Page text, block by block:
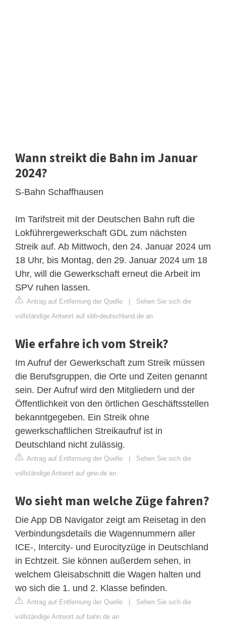
Wann streikt die Bahn im Januar
2024?
S-Bahn Schaffhausen
Im Tarifstreit mit der Deutschen Bahn ruft die
Lokführergewerkschaft GDL zum nächsten
Streik auf. Ab Mittwoch, den 24. Januar 2024 um
18 Uhr, bis Montag, den 29. Januar 2024 um 18
Uhr, will die Gewerkschaft erneut die Arbeit im
SPV ruhen lassen.
Antrag auf Entfernung der Quelle | Sehen Sie sich die
vollständige Antwort auf sbb-deutschland.de an
Wie erfahre ich vom Streik?
Im Aufruf der Gewerkschaft zum Streik müssen
die Berufsgruppen, die Orte und Zeiten genannt
sein. Der Aufruf wird den Mitgliedern und der
Öffentlichkeit von den örtlichen Geschäftsstellen
bekanntgegeben. Ein Streik ohne
gewerkschaftlichen Streikaufruf ist in
Deutschland nicht zulässig.
Antrag auf Entfernung der Quelle | Sehen Sie sich die
vollständige Antwort auf gew.de an
Wo sieht man welche Züge fahren?
Die App DB Navigator zeigt am Reisetag in den
Verbindungsdetails die Wagennummern aller
ICE-, Intercity- und Eurocityzüge in Deutschland
in Echtzeit. Sie können außerdem sehen, in
welchem Gleisabschnitt die Wagen halten und
wo sich die 1. und 2. Klasse befinden.
Antrag auf Entfernung der Quelle | Sehen Sie sich die
vollständige Antwort auf bahn.de an